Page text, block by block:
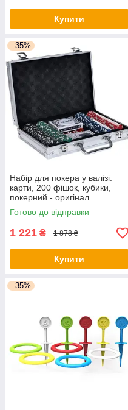
Купити
–35%
Набір для покера у валізі:
карти, 200 фішок, кубики,
покерний - оригінал
Готово до відправки
1 221 ₴ 1 878 ₴
Купити
–35%